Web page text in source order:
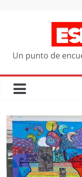
Un punto de